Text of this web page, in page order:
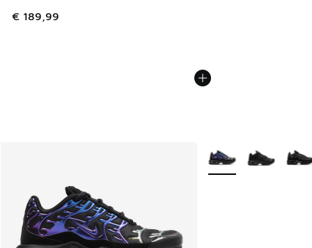
€ 189,99
Plus de couleurs